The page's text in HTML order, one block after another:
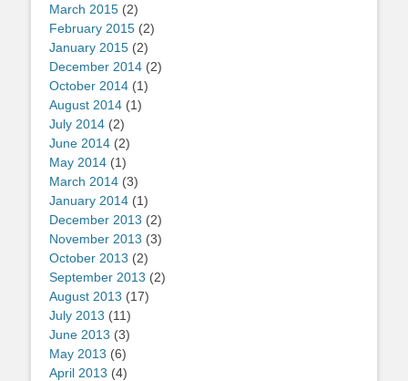
March 2015 (2)
February 2015 (2)
January 2015 (2)
December 2014 (2)
October 2014 (1)
August 2014 (1)
July 2014 (2)
June 2014 (2)
May 2014 (1)
March 2014 (3)
January 2014 (1)
December 2013 (2)
November 2013 (3)
October 2013 (2)
September 2013 (2)
August 2013 (17)
July 2013 (11)
June 2013 (3)
May 2013 (6)
April 2013 (4)